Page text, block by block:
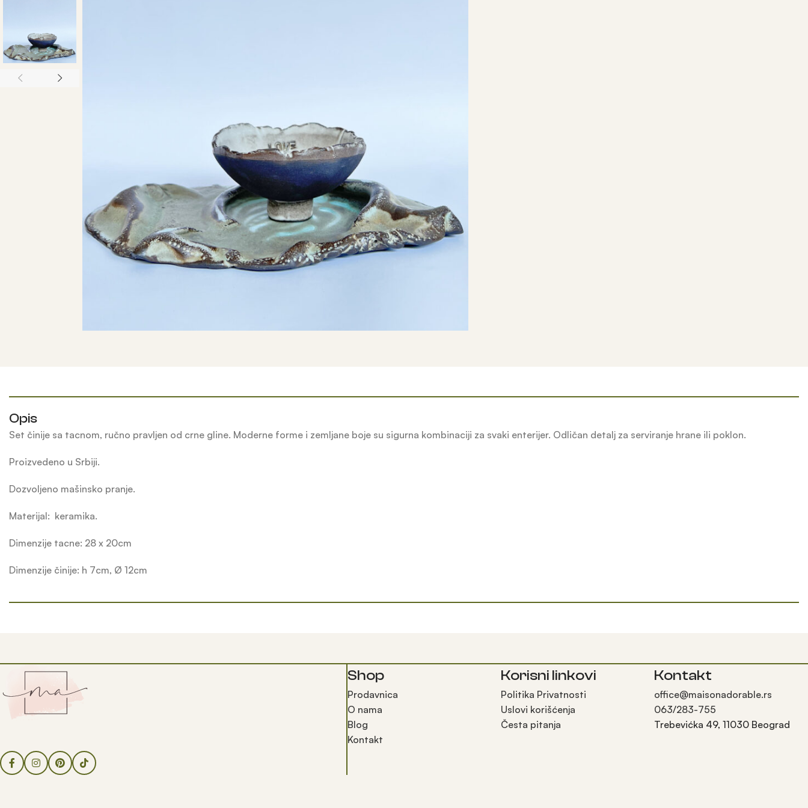
Opis
Set činije sa tacnom, ručno pravljen od crne gline. Moderne forme i zemljane boje su sigurna kombinaciji za svaki enterijer. Odličan detalj za serviranje hrane ili poklon.
Proizvedeno u Srbiji.
Dozvoljeno mašinsko pranje.
Materijal: keramika.
Dimenzije tacne: 28 x 20cm
Dimenzije činije: h 7cm, Ø 12cm
Shop
Prodavnica
O nama
Blog
Kontakt
Korisni linkovi
Politika Privatnosti
Uslovi korišćenja
Česta pitanja
Kontakt
office@maisonadorable.rs
063/283-755
Trebevićka 49, 11030 Beograd